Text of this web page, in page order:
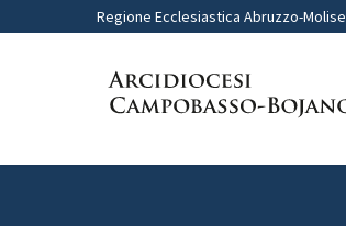
Regione Ecclesiastica Abruzzo-Molise